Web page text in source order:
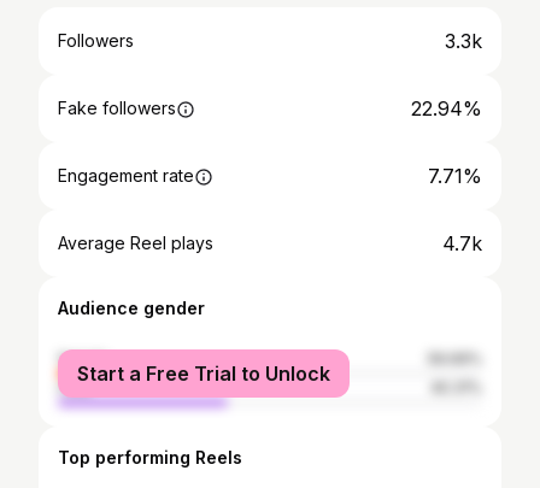
Followers 3.3k
Fake followers 22.94%
Engagement rate 7.71%
Average Reel plays 4.7k
Audience gender
female
male
Start a Free Trial to Unlock
Top performing Reels